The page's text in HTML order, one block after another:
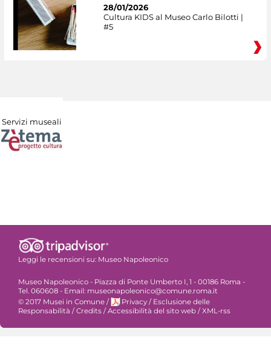
28/01/2026
Cultura KIDS al Museo Carlo Bilotti |
#5
Servizi museali
Leggi le recensioni su: Museo Napoleonico
Museo Napoleonico - Piazza di Ponte Umberto I, 1 - 00186 Roma -
Tel. 060608 - Email: museonapoleonico@comune.roma.it
© 2017 Musei in Comune / Privacy / Esclusione delle
Responsabilità /Credits /Accessibilità del sito web /XML-rss